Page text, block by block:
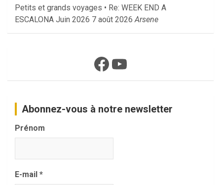
Petits et grands voyages • Re: WEEK END A
ESCALONA Juin 2026 7 août 2026 Arsene
Facebook
YouTube
Abonnez-vous à notre newsletter
Prénom
E-mail *